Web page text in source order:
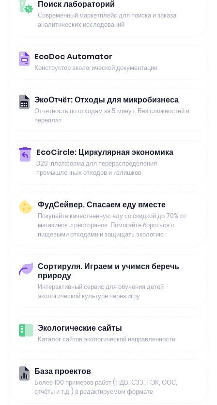
Поиск лабораторий
Современный маркетплейс для поиска и заказа
аналитических исследований
EcoDoc Automator
Конструктор экологической документации
ЭкоОтчёт: Отходы для микробизнеса
Отчётность по отходам за 5 минут. Без сложностей и
переплат
EcoCircle: Циркулярная экономика
B2B-платформа для перераспределения
промышленных отходов и излишков
ФудСейвер. Спасаем еду вместе
Покупайте качественную еду со скидкой до 70% от
магазинов и ресторанов. Помогайте бороться с
пищевыми отходами и защищать экологию
Сортируля. Играем и учимся беречь
природу
Интерактивный сервис для обучения детей
экологической культуре через игру
Экологические сайты
Каталог сайтов экологической направленности
База проектов
Более 100 примеров работ (НДВ, СЗЗ, ПЭК, ООС,
отчёты и т.д.) в редактируемом формате